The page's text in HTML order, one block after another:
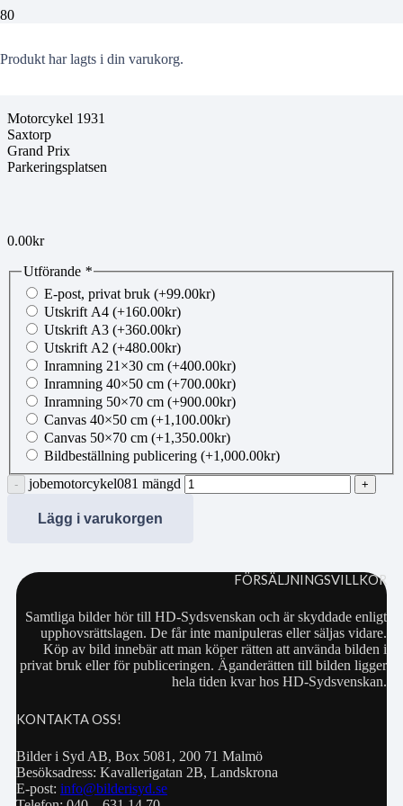
Produkt har lagts i din varukorg.
jobemotorcykel081
Motorcykel 1931
Saxtorp
Grand Prix
Parkeringsplatsen
0.00kr
Utförande *
E-post, privat bruk (+99.00kr)
Utskrift A4 (+160.00kr)
Utskrift A3 (+360.00kr)
Utskrift A2 (+480.00kr)
Inramning 21×30 cm (+400.00kr)
Inramning 40×50 cm (+700.00kr)
Inramning 50×70 cm (+900.00kr)
Canvas 40×50 cm (+1,100.00kr)
Canvas 50×70 cm (+1,350.00kr)
Bildbeställning publicering (+1,000.00kr)
jobemotorcykel081 mängd
Lägg i varukorgen
FÖRSÄLJNINGSVILLKOR
Samtliga bilder hör till HD-Sydsvenskan och är skyddade enligt
upphovsrättslagen. De får inte manipuleras eller säljas vidare.
Köp av bild innebär att man köper rätten att använda bilden i
privat bruk eller för publiceringen. Äganderätten till bilden ligger
hela tiden kvar hos HD-Sydsvenskan.
KONTAKTA OSS!
Bilder i Syd AB, Box 5081, 200 71 Malmö
Besöksadress: Kavallerigatan 2B, Landskrona
E-post: info@bilderisyd.se